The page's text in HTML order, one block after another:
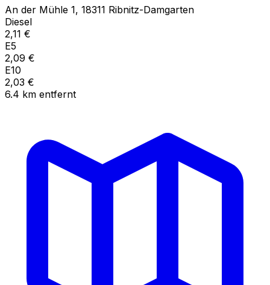
An der Mühle 1, 18311 Ribnitz-Damgarten
Diesel
2,11 €
E5
2,09 €
E10
2,03 €
6.4 km entfernt